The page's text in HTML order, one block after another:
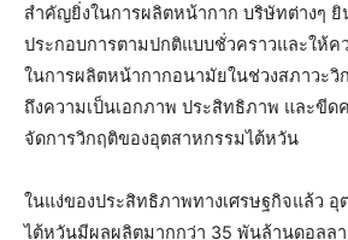
สำคัญยิ่งในการผลิตหน้ากาก บริษัทต่างๆ ยิ
ประกอบการตามปกติแบบชั่วคราวและให้ค
ในการผลิตหน้ากากอนามัยในช่วงสภาวะวิ
ถึงความเป็นเอกภาพ ประสิทธิภาพ และขีด
จัดการวิกฤติของอุตสาหกรรมไต้หวัน
ในแง่ของประสิทธิภาพทางเศรษฐกิจแล้ว อุ
ไต้หวันมีผลผลิตมากกว่า 35 พันล้านดอลล